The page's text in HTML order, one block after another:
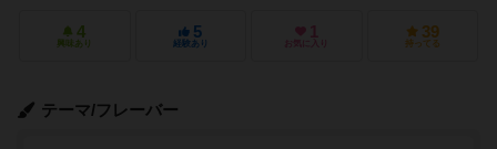
4
興味あり
5
経験あり
1
お気に入り
39
持ってる
テーマ/フレーバー